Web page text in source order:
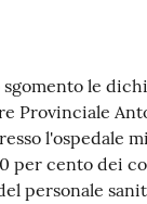
le
Provinciale
l'ospedale
per cento dei
personale